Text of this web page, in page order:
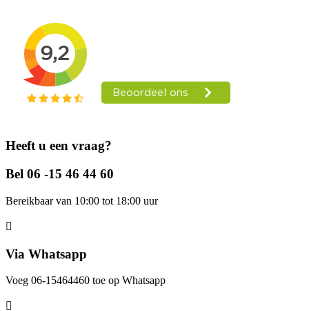
Heeft u een vraag?
Bel 06 -15 46 44 60
Bereikbaar van 10:00 tot 18:00 uur
Via Whatsapp
Voeg 06-15464460 toe op Whatsapp